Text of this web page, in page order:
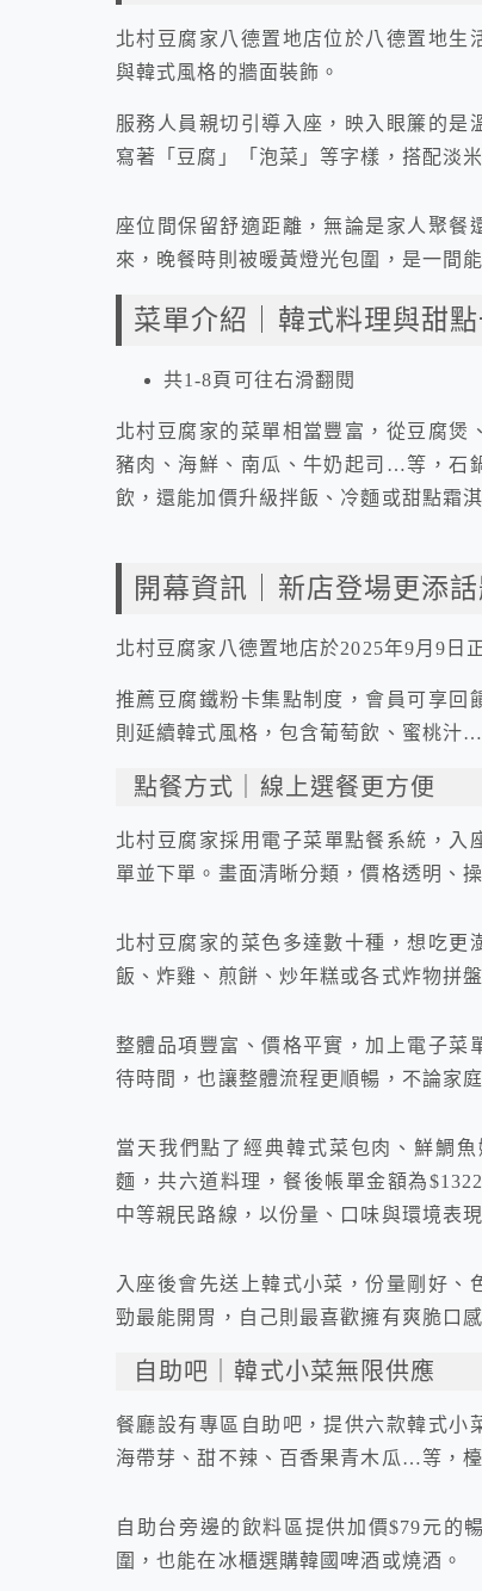
北村豆腐家八德置地店位於八德置地生
與韓式風格的牆面裝飾。
服務人員親切引導入座，映入眼簾的是
寫著「豆腐」「泡菜」等字樣，搭配淡
座位間保留舒適距離，無論是家人聚餐
來，晚餐時則被暖黃燈光包圍，是一間
菜單介紹｜韓式料理與甜
共1-8頁可往右滑翻閱
北村豆腐家的菜單相當豐富，從豆腐煲
豬肉、海鮮、南瓜、牛奶起司…等，石
飲，還能加價升級拌飯、冷麵或甜點霜
開幕資訊｜新店登場更添話
北村豆腐家八德置地店於2025年9月9日
推薦豆腐鐵粉卡集點制度，會員可享回
則延續韓式風格，包含葡萄飲、蜜桃汁
點餐方式｜線上選餐更方便
北村豆腐家採用電子菜單點餐系統，入
單並下單。畫面清晰分類，價格透明、
北村豆腐家的菜色多達數十種，想吃更
飯、炸雞、煎餅、炒年糕或各式炸物拼
整體品項豐富、價格平實，加上電子菜
待時間，也讓整體流程更順暢，不論家
當天我們點了經典韓式菜包肉、鮮鯛
麵，共六道料理，餐後帳單金額為
中等親民路線，以份量、口味與環境表
入座後會先送上韓式小菜，份量剛好
勁最能開胃，自己則最喜歡擁有爽脆口
自助吧｜韓式小菜無限供應
餐廳設有專區自助吧，提供六款韓式小
海帶芽、甜不辣、百香果青木瓜…等，
自助台旁邊的飲料區提供加價$79元的
圍，也能在冰櫃選購韓國啤酒或燒酒。